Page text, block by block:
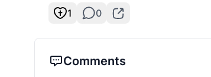
1 0
Comments